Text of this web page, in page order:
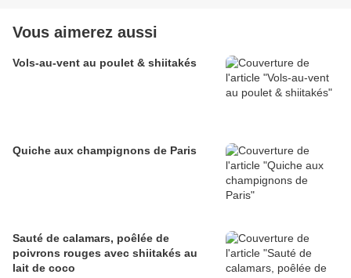
Vous aimerez aussi
Vols-au-vent au poulet & shiitakés
Quiche aux champignons de Paris
Sauté de calamars, poêlée de
poivrons rouges avec shiitakés au
lait de coco